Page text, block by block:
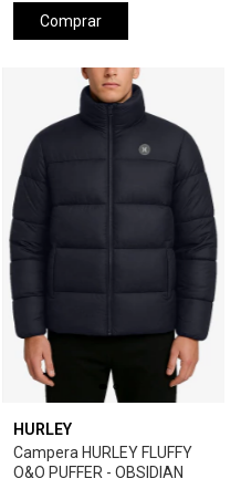
Comprar
HURLEY
Campera HURLEY FLUFFY
O&O PUFFER - OBSIDIAN